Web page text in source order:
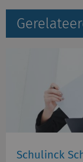
Schulinck